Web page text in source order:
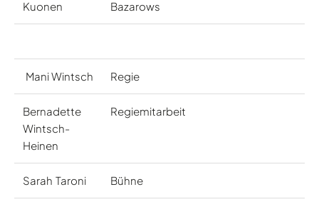
Kuonen
Bazarows
Mani Wintsch Regie
Bernadette
Wintsch-
Heinen
Regiemitarbeit
Sarah Taroni Bühne